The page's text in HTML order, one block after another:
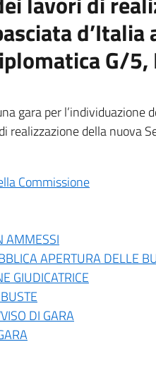
G/5,
gara per
realizzazione della nuova
Commissione
AMMESSI
APERTURA DELLE
GIUDICATRICE
DI GARA